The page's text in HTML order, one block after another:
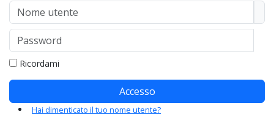
Nome utente
Password
Ricordami
Accesso
Hai dimenticato il tuo nome utente?